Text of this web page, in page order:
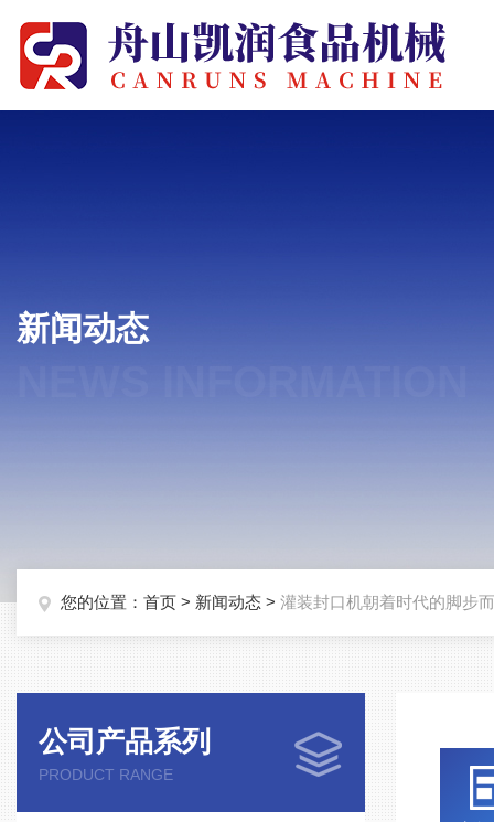
新闻动态
您的位置： 首页 > 新闻动态 > 灌装封口机朝着时代的脚步
公司产品系列
PRODUCT RANGE